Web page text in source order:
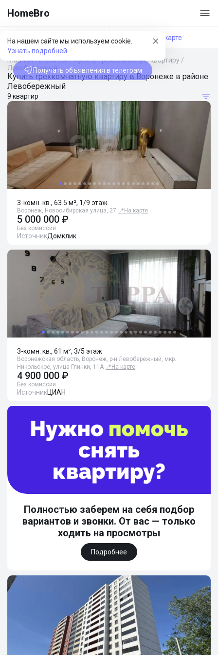
HomeBro
На нашем сайте мы используем cookie.
Узнать подробней
Получать объявления в телеграм
Фильтры На карте
Главная/Воронеж/Купить трехкомнатную квартиру /
Левобережный
Купить трехкомнатную квартиру в Воронеже в районе
Левобережный
9 квартир
3-комн. кв., 63.5 м², 1/9 этаж
Воронеж, Новосибирская улица, 27 📍 На карте
5 000 000 ₽
Без комиссии
ИсточникДомклик
3-комн. кв., 61 м², 3/5 этаж
Воронежская область, Воронеж, р-н Левобережный, мкр.
Никольское, улица Глинки, 11А 📍 На карте
4 900 000 ₽
Без комиссии
ИсточникЦИАН
Полностью заберем на себя подбор
вариантов и звонки. От вас — только
ходить на просмотры
Подробнее